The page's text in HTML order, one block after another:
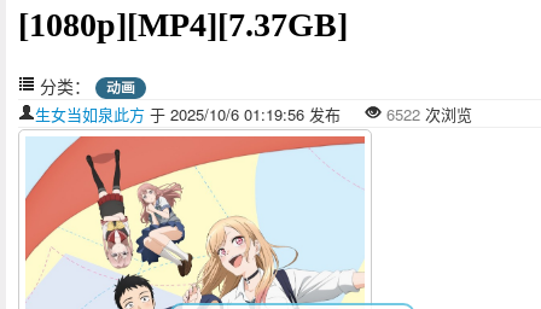
[1080p][MP4][7.37GB]
分类： 动画
生女当如泉此方 于 2025/10/6 01:19:56 发布 6522 次浏览